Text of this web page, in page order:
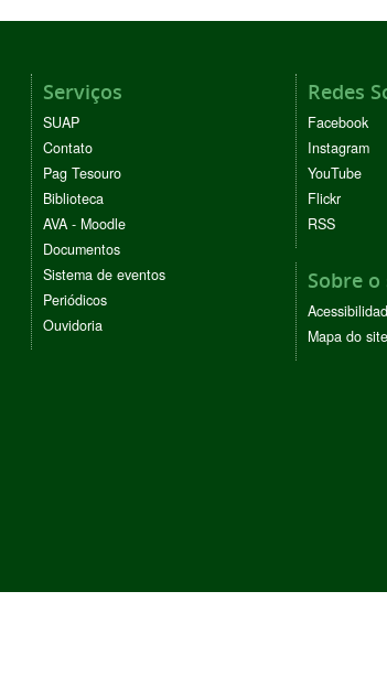
Serviços
SUAP
Contato
Pag Tesouro
Biblioteca
AVA - Moodle
Documentos
Sistema de eventos
Periódicos
Ouvidoria
Redes
Facebook
Instagram
YouTube
Flickr
RSS
Sobre o
Mapa do site